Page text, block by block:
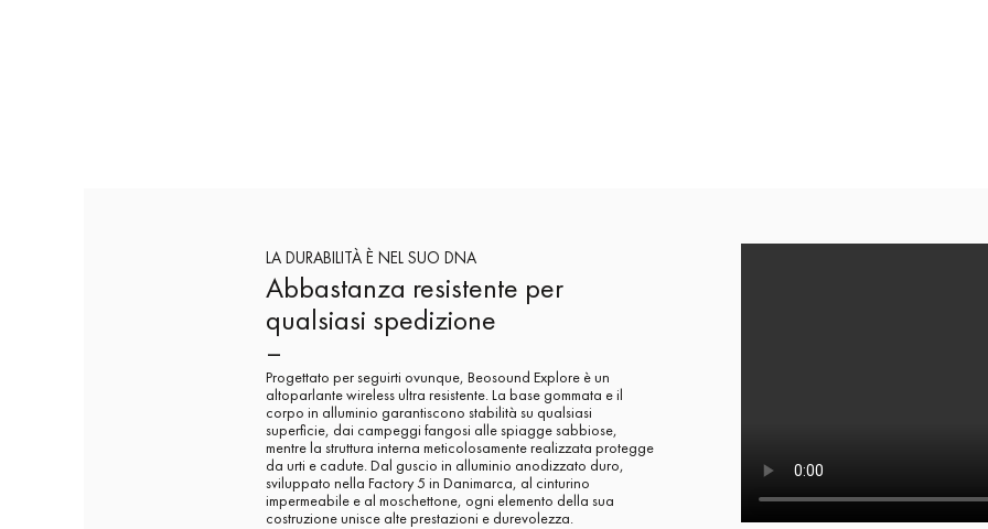
LA DURABILITÀ È NEL SUO DNA
Abbastanza resistente per
qualsiasi spedizione
–
Progettato per seguirti ovunque, Beosound Explore è un
altoparlante wireless ultra resistente. La base gommata e il
corpo in alluminio garantiscono stabilità su qualsiasi
superficie, dai campeggi fangosi alle spiagge sabbiose,
mentre la struttura interna meticolosamente realizzata protegge
da urti e cadute. Dal guscio in alluminio anodizzato duro,
sviluppato nella Factory 5 in Danimarca, al cinturino
impermeabile e al moschettone, ogni elemento della sua
costruzione unisce alte prestazioni e durevolezza.